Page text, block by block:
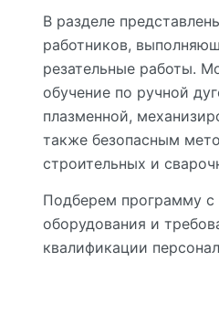
В разделе
работников,
резательные работы.
обучение по ручной
плазменной,
также безопасным
строительных и
Подберем программу с
оборудования и
квалификации